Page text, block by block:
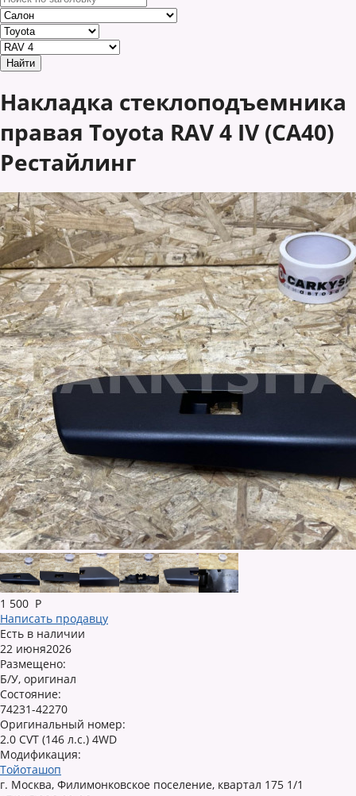
Накладка стеклоподъемника
правая Toyota RAV 4 IV (CA40)
Рестайлинг
1 500 Р
Написать продавцу
Есть в наличии
22 июня2026
Размещено:
Б/У, оригинал
Состояние:
74231-42270
Оригинальный номер:
2.0 CVT (146 л.с.) 4WD
Модификация:
Тойоташоп
г. Москва, Филимонковское поселение, квартал 175 1/1